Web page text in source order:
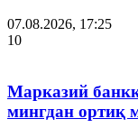
07.08.2026, 17:25
10
Марказий
мингдан ортиқ